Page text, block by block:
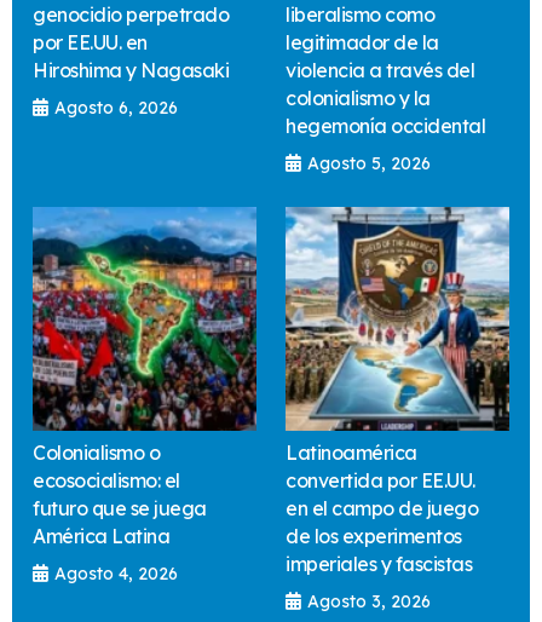
genocidio perpetrado
por EE.UU. en
Hiroshima y Nagasaki
Agosto 6, 2026
liberalismo como
legitimador de la
violencia a través del
colonialismo y la
hegemonía occidental
Agosto 5, 2026
Colonialismo o
ecosocialismo: el
futuro que se juega
América Latina
Agosto 4, 2026
Latinoamérica
convertida por EE.UU.
en el campo de juego
de los experimentos
imperiales y fascistas
Agosto 3, 2026